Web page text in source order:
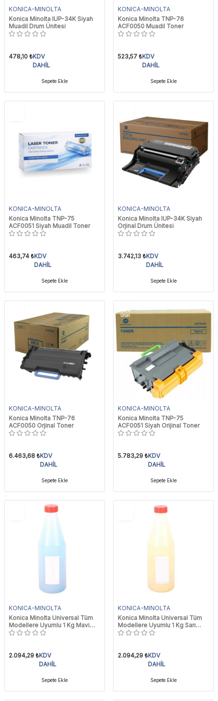
KONICA-MINOLTA
Konica Minolta IUP-34K Siyah
Muadil Drum Ünitesi
478,10 ₺KDV
DAHİL
Sepete Ekle
KONICA-MINOLTA
Konica Minolta TNP-76
ACF0050 Muadil Toner
523,57 ₺KDV
DAHİL
Sepete Ekle
KONICA-MINOLTA
Konica Minolta TNP-75
ACF0051 Siyah Muadil Toner
463,74 ₺KDV
DAHİL
Sepete Ekle
KONICA-MINOLTA
Konica Minolta IUP-34K Siyah
Orjinal Drum Ünitesi
3.742,13 ₺KDV
DAHİL
Sepete Ekle
KONICA-MINOLTA
Konica Minolta TNP-76
ACF0050 Orjinal Toner
6.463,68 ₺KDV
DAHİL
Sepete Ekle
YENI
Ürün
KONICA-MINOLTA
Konica Minolta TNP-75
ACF0051 Siyah Orijinal Toner
5.783,29 ₺KDV
DAHİL
Sepete Ekle
KONICA-MINOLTA
Konica Minolta Universal Tüm
Modellere Uyumlu 1 Kg Mavi
Toner Tozu
2.094,29 ₺KDV
DAHİL
Sepete Ekle
KONICA-MINOLTA
Konica Minolta Universal Tüm
Modellere Uyumlu 1 Kg Sarı
Toner Tozu
2.094,29 ₺KDV
DAHİL
Sepete Ekle